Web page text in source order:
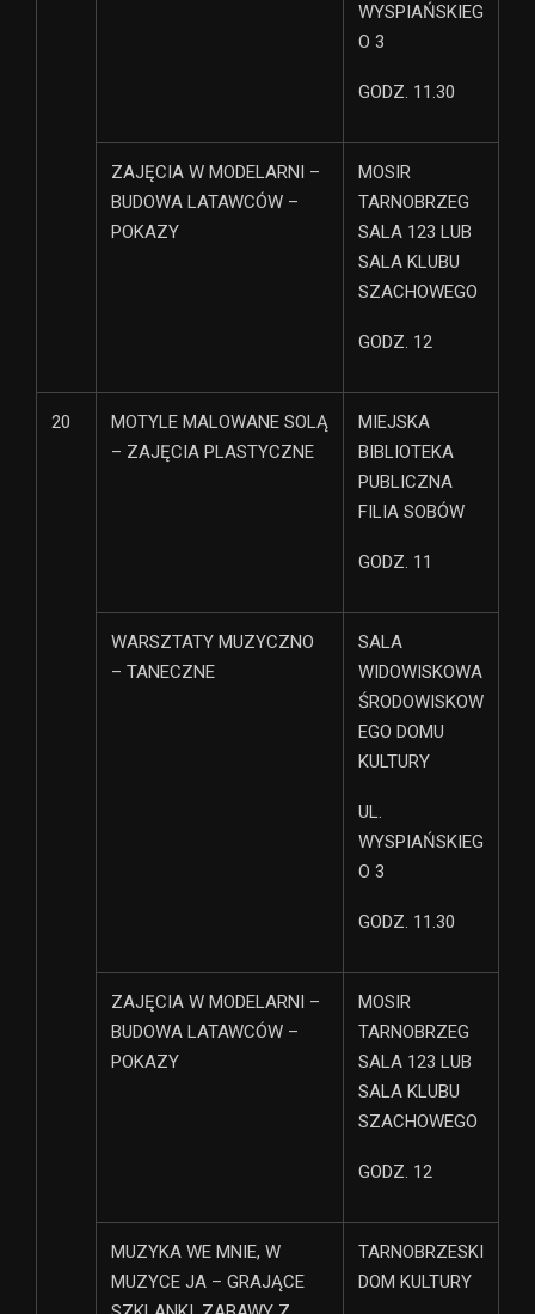
WYSPIAŃSKIEG
O 3
GODZ. 11.30
ZAJĘCIA W MODELARNI –
BUDOWA LATAWCÓW –
POKAZY
MOSIR
TARNOBRZEG
SALA 123 LUB
SALA KLUBU
SZACHOWEGO
GODZ. 12
20
MOTYLE MALOWANE SOLĄ
– ZAJĘCIA PLASTYCZNE
MIEJSKA
BIBLIOTEKA
PUBLICZNA
FILIA SOBÓW
GODZ. 11
WARSZTATY MUZYCZNO
– TANECZNE
SALA
WIDOWISKOWA
ŚRODOWISKOW
EGO DOMU
KULTURY
UL.
WYSPIAŃSKIEG
O 3
GODZ. 11.30
ZAJĘCIA W MODELARNI –
BUDOWA LATAWCÓW –
POKAZY
MOSIR
TARNOBRZEG
SALA 123 LUB
SALA KLUBU
SZACHOWEGO
GODZ. 12
MUZYKA WE MNIE, W
MUZYCE JA – GRAJĄCE
TARNOBRZESKI
DOM KULTURY